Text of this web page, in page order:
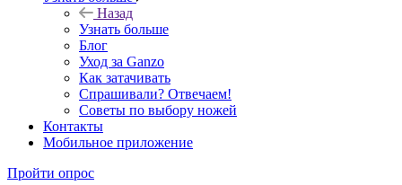
Назад
Узнать больше
Блог
Уход за Ganzo
Как затачивать
Спрашивали? Отвечаем!
Советы по выбору ножей
Контакты
Мобильное приложение
Пройти опрос